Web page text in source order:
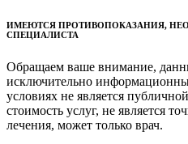
ИМЕЮТСЯ ПРОТИВОПОКАЗАНИЯ,
СПЕЦИАЛИСТА
Обращаем ваше внимание,
исключительно
условиях не является
стоимость услуг, не является
лечения, может только врач.